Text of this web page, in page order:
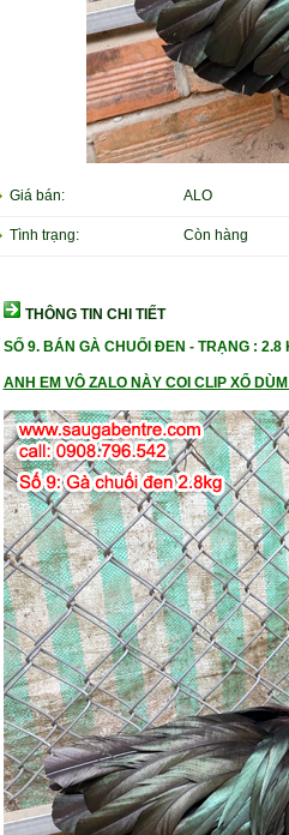
Giá bán: ALO
Tình trạng: Còn hàng
THÔNG TIN CHI TIẾT
SỐ 9.BÁN GÀ CHUỐI ĐEN - TRẠNG : 2.8
ANH EM VÔ ZALO NÀY COI CLIP XỔ